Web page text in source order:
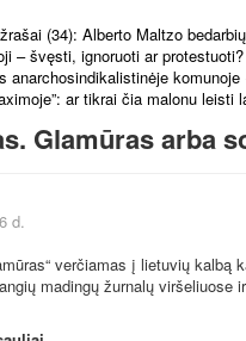
(34): Alberto Maltzo
– švęsti, ignoruoti ar protestuoti?
anarchosindikalistinėje komunoje
ar tikrai čia malonu leisti
Glamūras arba
d.
verčiamas į lietuvių kalbą
madingų žurnalų